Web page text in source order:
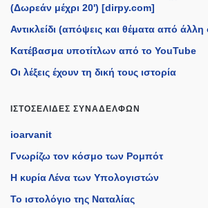
(Δωρεάν μέχρι 20') [dirpy.com]
Αντικλείδι (απόψεις και θέματα από άλλη
Κατέβασμα υποτίτλων από το YouTube
Οι λέξεις έχουν τη δική τους ιστορία
ΙΣΤΟΣΕΛΊΔΕΣ ΣΥΝΑΔΈΛΦΩΝ
ioarvanit
Γνωρίζω τον κόσμο των Ρομπότ
Η κυρία Λένα των Υπολογιστών
Το ιστολόγιο της Ναταλίας